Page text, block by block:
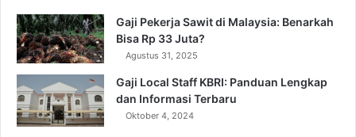
Gaji Pekerja Sawit di Malaysia: Benarkah
Bisa Rp 33 Juta?
Agustus 31, 2025
Gaji Local Staff KBRI: Panduan Lengkap
dan Informasi Terbaru
Oktober 4, 2024